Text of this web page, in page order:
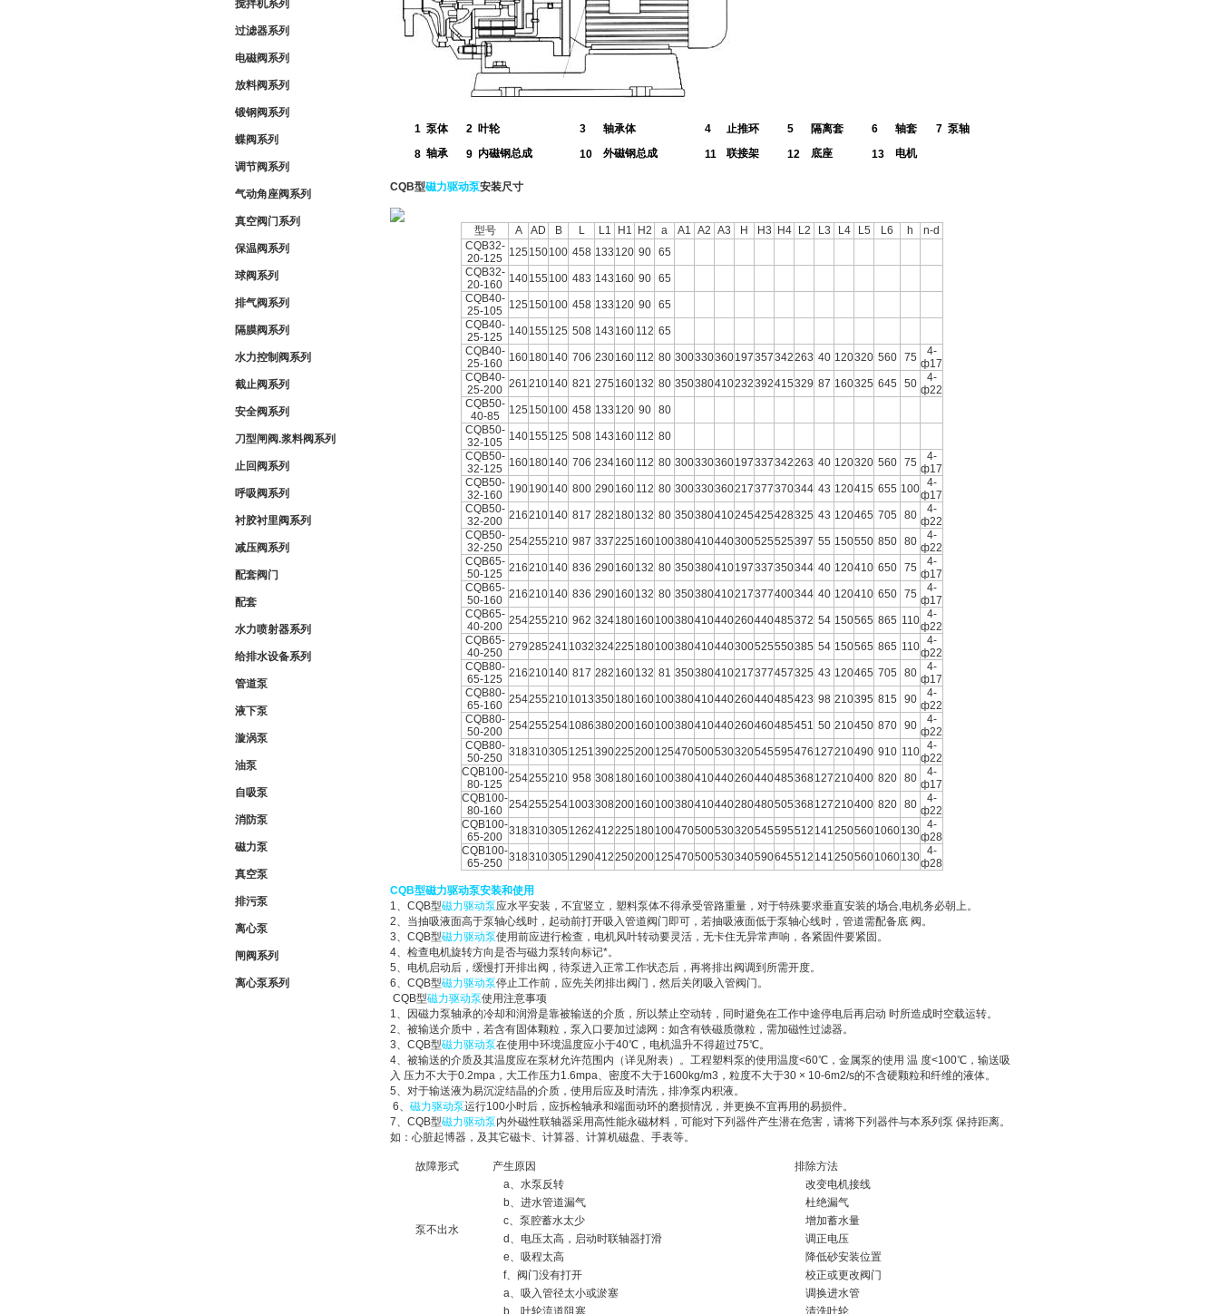
搅拌机系列
过滤器系列
电磁阀系列
放料阀系列
锻钢阀系列
蝶阀系列
调节阀系列
气动角座阀系列
真空阀门系列
保温阀系列
球阀系列
排气阀系列
隔膜阀系列
水力控制阀系列
截止阀系列
安全阀系列
刀型闸阀.浆料阀系列
止回阀系列
呼吸阀系列
衬胶衬里阀系列
减压阀系列
配套阀门
配套
水力喷射器系列
给排水设备系列
管道泵
液下泵
漩涡泵
油泵
自吸泵
消防泵
磁力泵
真空泵
排污泵
离心泵
闸阀系列
离心泵系列
1 泵体 2 叶轮 3 轴承体 4 止推环 5 隔离套 6 轴套 7 泵轴
8 轴承 9 内磁钢总成 10 外磁钢总成 11 联接架 12 底座 13 电机
CQB型磁力驱动泵安装尺寸
型号 A AD B L L1 H1 H2 a A1 A2 A3 H H3 H4 L2 L3 L4 L5 L6 h
n-d
CQB32-
20-125
125 150100 458 133 120 90
65
CQB32-
20-160 140155 100 483 143 160 90
65
CQB40-
25-105
125 150100 458 133 120 90
65
CQB40-
25-125
140155 125 508 143 160 112 65
CQB40-
25-160 160180140 706 230160 112 80 300330360197357342263 40 120320 560 75
4-
ф17
CQB40-
25-200 261210140 821 275 160132 80 350380410232392415329 87 160325 645 50
4-
ф22
CQB50-
40-85
125 150100 458 133 120 90
80
CQB50-
32-105
140155 125 508 143 160 112 80
CQB50-
32-125
160180140 706 234160 112 80 300330360197337342263 40 120320 560 75
4-
ф17
CQB50-
32-160 190190140 800 290160 112 80 300330360217377370344 43 120415 655 100 4-
ф17
CQB50-
32-200 216210140 817 282 180132 80 350380410245425428325 43 120465 705 80
4-
ф22
CQB50-
32-250 254255210 987 337225 160100380410440300525525397 55 150550 850 80
4-
ф22
CQB65-
50-125 216210140 836 290160132 80 350380410197337350344 40 120410 650 75
4-
ф17
CQB65-
50-160 216210140 836 290160132 80 350380410217377400344 40 120410 650 75
4-
ф17
CQB65-
40-200 254255210 962 324180160100380410440260440485372 54 150565 865 110
4-
ф22
CQB65-
40-250 279285241 1032324225 180100380410440300525550385 54 150565 865 110
4-
ф22
CQB80-
65-125 216210140 817 282 160132 81 350380410217377457325 43 120465 705 80
4-
ф17
CQB80-
65-160 2542552101013350180160100380410440260440485423 98 210395 815 90
4-
ф22
CQB80-
50-200 2542552541086380200160100380410440260460485451 50 210450 870 90
4-
ф22
CQB80-
50-250 318310305 1251390225200125470500530320545595476 127210490 910 110
4-
ф22
CQB100-
80-125 254255210 958 308180160100380410440260440485368127210400 820 80
4-
ф17
CQB100-
80-160 2542552541003308200160100380410440280480505368127210400 820 80
4-
ф22
CQB100-
65-200 318310305 1262412225 180100470500530320545595512 1412505601060130 4-
ф28
CQB100-
65-250 318310305 1290412250200125470500530340590645512 1412505601060130 4-
ф28
CQB型磁力驱动泵安装和使用
1、CQB型磁力驱动泵应水平安装，不宜竖立，塑料泵体不得承受管路重量，对于特殊要求垂直安装的场合,电机务必朝上。
2、当抽吸液面高于泵轴心线时，起动前打开吸入管道阀门即可，若抽吸液面低于泵轴心线时，管道需配备底 阀。
3、CQB型磁力驱动泵使用前应进行检查，电机风叶转动要灵活，无卡住无异常声响，各紧固件要紧固。
4、检查电机旋转方向是否与磁力泵转向标记*。
5、电机启动后，缓慢打开排出阀，待泵进入正常工作状态后，再将排出阀调到所需开度。
6、CQB型磁力驱动泵停止工作前，应先关闭排出阀门，然后关闭吸入管阀门。
CQB型磁力驱动泵使用注意事项
1、因磁力泵轴承的冷却和润滑是靠被输送的介质，所以禁止空动转，同时避免在工作中途停电后再启动 时所造成时空载运转。
2、被输送介质中，若含有固体颗粒，泵入口要加过滤网：如含有铁磁质微粒，需加磁性过滤器。
3、CQB型磁力驱动泵在使用中环境温度应小于40℃，电机温升不得超过75℃。
4、被输送的介质及其温度应在泵材允许范围内（详见附表）。工程塑料泵的使用温度<60℃，金属泵的使用 温 度<100℃，输送吸
入 压力不大于0.2mpa，大工作压力1.6mpa、密度不大于1600kg/m3，粒度不大于30 × 10-6m2/s的不含硬颗粒和纤维的液体。
5、对于输送液为易沉淀结晶的介质，使用后应及时清洗，排净泵内积液。
6、 磁力驱动泵运行100小时后，应拆检轴承和端面动环的磨损情况，并更换不宜再用的易损件。
7、CQB型磁力驱动泵内外磁性联轴器采用高性能永磁材料，可能对下列器件产生潜在危害，请将下列器件与本系列泵 保持距离。
如：心脏起博器，及其它磁卡、计算器、计算机磁盘、手表等。
故障形式 产生原因 排除方法
泵不出水
a、水泵反转
改变电机接线
b、进水管道漏气
杜绝漏气
c、泵腔蓄水太少
增加蓄水量
d、电压太高，启动时联轴器打滑
调正电压
e、吸程太高
降低砂安装位置
f、阀门没有打开
校正或更改阀门
a、吸入管径太小或淤塞
调换进水管
b、叶轮流道阻塞
清洗叶轮